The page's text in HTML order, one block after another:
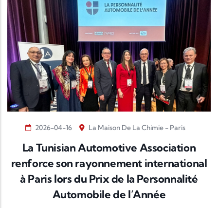
2026-04-16 La Maison De La Chimie - Paris
La Tunisian Automotive Association
renforce son rayonnement international
à Paris lors du Prix de la Personnalité
Automobile de l’Année